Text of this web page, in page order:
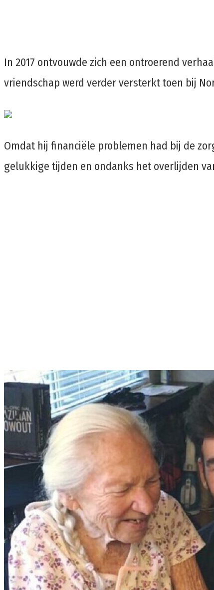
In 2017 ontvouwde zich een ontroerend
vriendschap werd verder versterkt toen bij
Omdat hij financiële problemen had bij de
gelukkige tijden en ondanks het overlijden